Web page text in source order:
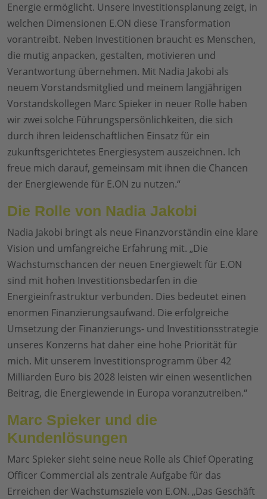
Energie ermöglicht. Unsere Investitionsplanung zeigt, in
welchen Dimensionen E.ON diese Transformation
vorantreibt. Neben Investitionen braucht es Menschen,
die mutig anpacken, gestalten, motivieren und
Verantwortung übernehmen. Mit Nadia Jakobi als
neuem Vorstandsmitglied und meinem langjährigen
Vorstandskollegen Marc Spieker in neuer Rolle haben
wir zwei solche Führungspersönlichkeiten, die sich
durch ihren leidenschaftlichen Einsatz für ein
zukunftsgerichtetes Energiesystem auszeichnen. Ich
freue mich darauf, gemeinsam mit ihnen die Chancen
der Energiewende für E.ON zu nutzen.“
Die Rolle von Nadia Jakobi
Nadia Jakobi bringt als neue Finanzvorständin eine klare
Vision und umfangreiche Erfahrung mit. „Die
Wachstumschancen der neuen Energiewelt für E.ON
sind mit hohen Investitionsbedarfen in die
Energieinfrastruktur verbunden. Dies bedeutet einen
enormen Finanzierungsaufwand. Die erfolgreiche
Umsetzung der Finanzierungs- und Investitionsstrategie
unseres Konzerns hat daher eine hohe Priorität für
mich. Mit unserem Investitionsprogramm über 42
Milliarden Euro bis 2028 leisten wir einen wesentlichen
Beitrag, die Energiewende in Europa voranzutreiben.“
Marc Spieker und die
Kundenlösungen
Marc Spieker sieht seine neue Rolle als Chief Operating
Officer Commercial als zentrale Aufgabe für das
Erreichen der Wachstumsziele von E.ON. „Das Geschäft